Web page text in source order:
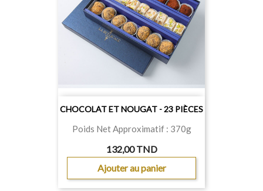
CHOCOLAT ET NOUGAT - 23 PIÈCES
Poids Net Approximatif : 370g
132,00 TND
Ajouter au panier